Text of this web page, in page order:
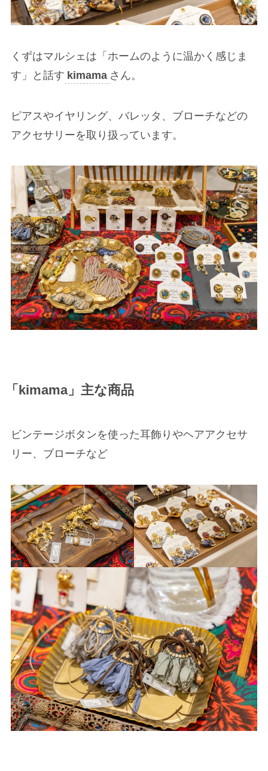
くずはマルシェは「ホームのように温かく感じま
す」と話す kimama さん。
ピアスやイヤリング、バレッタ、ブローチなどの
アクセサリーを取り扱っています。
「kimama」主な商品
ビンテージボタンを使った耳飾りやヘアアクセサ
リー、ブローチなど